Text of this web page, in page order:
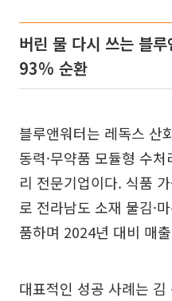
버린 물 다시 쓰는 블
93% 순환
블루앤워터는 레독스 산
동력·무약품 모듈형 수
리 전문기업이다. 식품
로 전라남도 소재 물김·
품하며 2024년 대비 매
대표적인 성공 사례는